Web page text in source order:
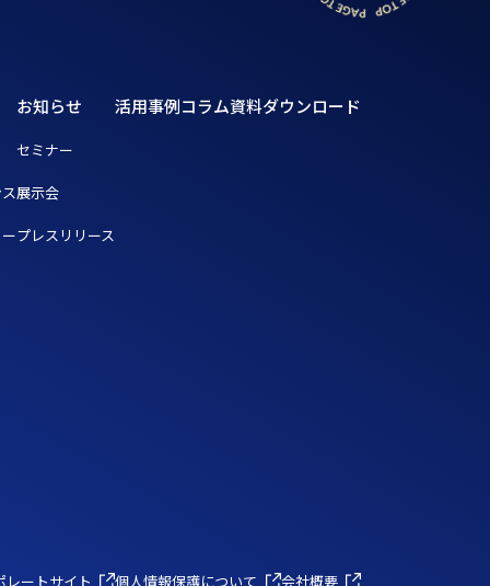
お知らせ
セミナー
展示会
プレスリリース
活用事例コラム資料ダウンロード
レートサイト 個人情報保護について 会社概要